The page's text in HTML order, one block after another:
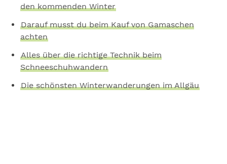
den kommenden Winter
Darauf musst du beim Kauf von Gamaschen
achten
Alles über die richtige Technik beim
Schneeschuhwandern
Die schönsten Winterwanderungen im Allgäu